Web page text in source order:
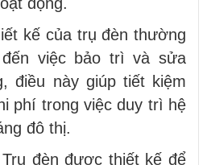
kế của trụ đèn thường
việc bảo trì và sửa
điều này giúp tiết kiệm
phí trong việc duy trì hệ
đô thị.
đèn được thiết kế để